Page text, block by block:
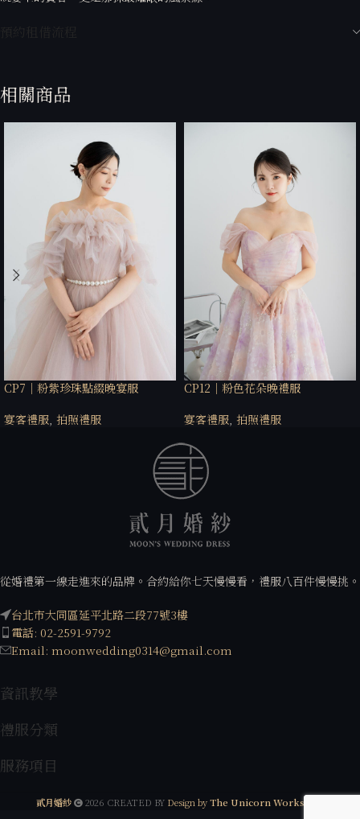
相關商品
CP7｜粉紫珍珠點綴晚宴服
宴客禮服, 拍照禮服
CP12｜粉色花朵晚禮服
宴客禮服, 拍照禮服
從婚禮第一線走進來的品牌。合約給你七天慢慢看，禮服八百件慢慢挑。
台北市大同區延平北路二段77號3樓
電話: 02-2591-9792
Email: moonwedding0314@gmail.com
資訊教學
禮服分類
服務項目
貳月婚紗 2026 CREATED BY Design byThe Unicorn Workshop